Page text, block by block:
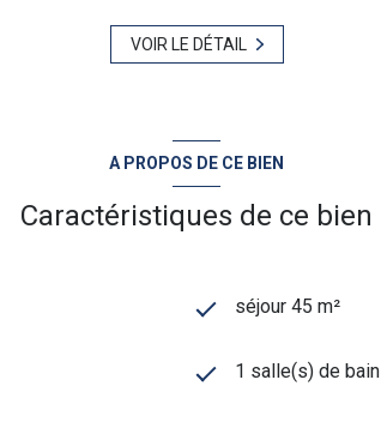
VOIR LE DÉTAIL
A PROPOS DE CE BIEN
Caractéristiques de ce bien
séjour 45 m²
1 salle(s) de bain